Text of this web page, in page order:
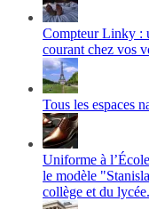
Compteur Linky :
courant chez vos
Tous les espaces
Uniforme à
le modèle
collège et du lycée.